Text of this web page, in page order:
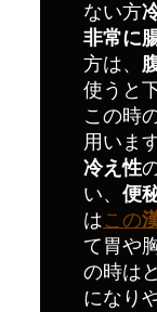
ない方
非常に
方は、
使うと
この時
用いま
冷え性
い、 便
はこの
て胃や
の時は
になり